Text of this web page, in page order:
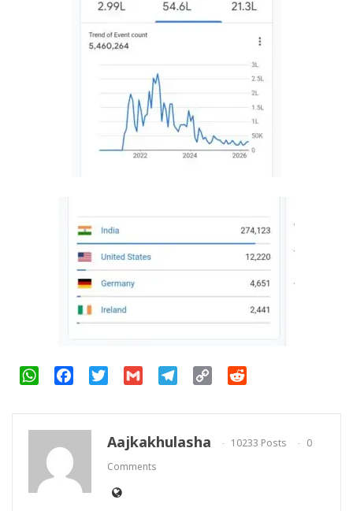
WhatsAppFacebookTwitter Gmail Telegram
Copy
Aajkakhulasha 10233 Posts
0
Comments